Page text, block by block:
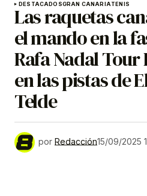
DESTACADOSGRAN CANARIATENIS
Las raquetas
el mando en la
Rafa Nadal
en las pistas de
Telde
por Redacción15/09/2025